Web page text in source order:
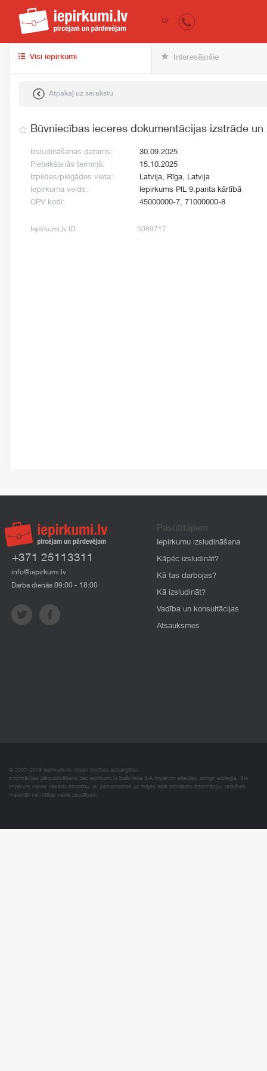
iepirkumi.lv
LV
Visi iepirkumi Interesējošie
Atpakaļ uz sarakstu
Būvniecības ieceres dokumentācijas izstrāde
Izsludināšanas datums:
30.09.2025
Pieteikšanās termiņš:
15.10.2025
Izpildes/piegādes vieta:
Latvija, Rīga, Latvija
Iepirkuma veids:
Iepirkums PIL 9.panta kārtībā
CPV kodi:
45000000-7, 71000000-8
Iepirkumi.lv ID: 5089717
+371 25113311
info@iepirkumi.lv
Darba dienās 09:00 - 18:00
Pasūtītājiem
Iepirkumu izsludināšana
Kāpēc izsludināt?
Kā tas darbojas?
Kā izsludināt?
Vadība un konsultācijas
Atsauksmes
© 2007–2018 Iepirkumi.lv. Visas tiesības aizsargātas.
Informācijas pārpublicēšana bez iepirkumi.lv īpašnieka SIA Imperum atļaujas, stingri aizliegta. SIA
Imperum nenes nekādu atbildību, ja, pamatojoties uz mājas lapā atrodamo informāciju, radušies
materiāli vai citāda veida zaudējumi.